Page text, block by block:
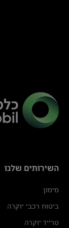
השירותים שלנו
מימון
ביטוח רכבי יוקרה
טרייד יוקרה